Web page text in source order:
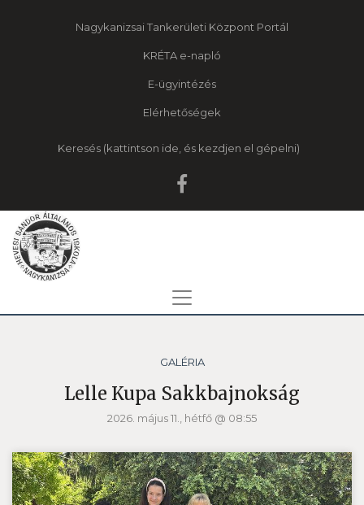
Nagykanizsai Tankerületi Központ Portál
KRÉTA e-napló
E-ügyintézés
Elérhetőségek
Keresés
GALÉRIA
Lelle Kupa Sakkbajnokság
2026. május 11., hétfő @ 08:55